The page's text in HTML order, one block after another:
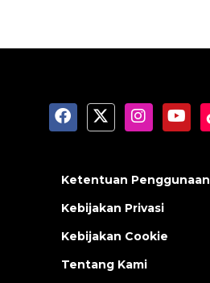
Ketentuan Penggunaan
Kebijakan Privasi
Kebijakan Cookie
Tentang Kami